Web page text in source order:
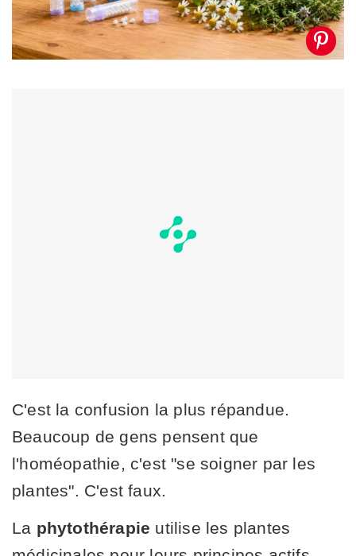
C'est la confusion la plus répandue.
Beaucoup de gens pensent que
l'homéopathie, c'est "se soigner par les
plantes". C'est faux.
La phytothérapie utilise les plantes